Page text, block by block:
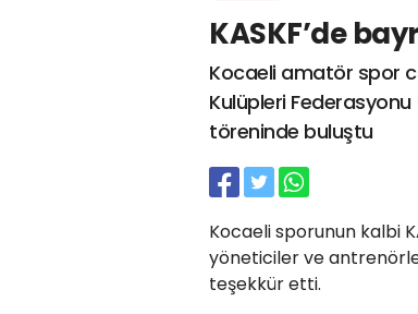
KASKF’de
Kocaeli amatör spor
Kulüpleri
töreninde buluştu
Kocaeli sporunun kalbi
yöneticiler ve
teşekkür etti.